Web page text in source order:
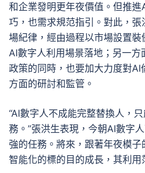
和企業發明更年夜價值。但推
巧，也需求規范指引。對此，
場紀律，經由過程以市場設置
AI數字人利用場景落地；另一
政策的同時，也要加大力度對
方面的研討和監管。
“AI數字人不成能完整替換人，
務。”張洪生表現，今朝AI數字
強的任務。將來，跟著年夜模
智能化的標的目的成長，其利用